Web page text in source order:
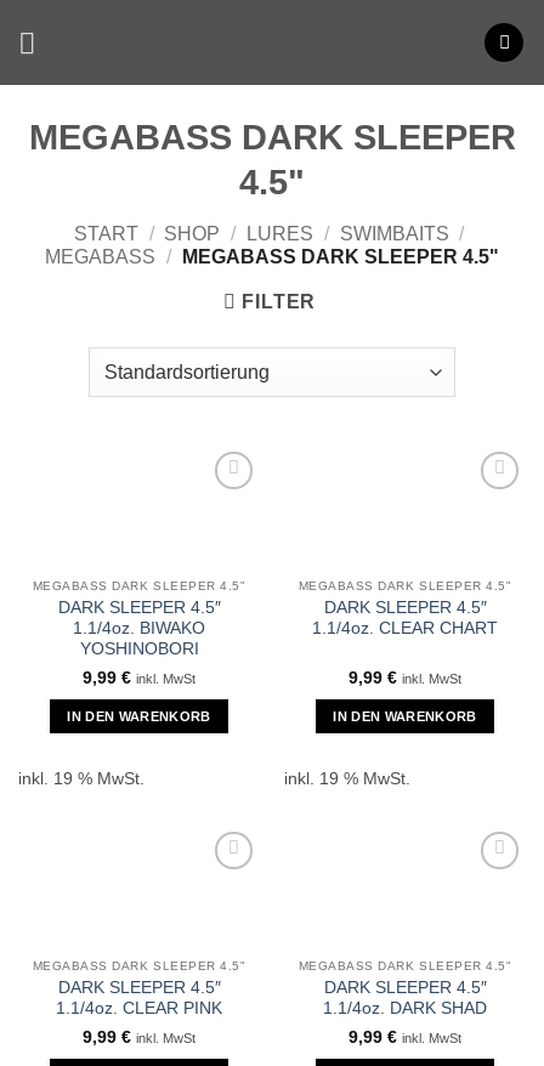
MEGABASS DARK SLEEPER
4.5"
START / SHOP / LURES / SWIMBAITS /
MEGABASS / MEGABASS DARK SLEEPER 4.5"
FILTER
MEGABASS DARK SLEEPER 4.5"
DARK SLEEPER 4.5″
1.1/4oz. BIWAKO
YOSHINOBORI
9,99 € inkl. MwSt
IN DEN WARENKORB
inkl. 19 % MwSt.
MEGABASS DARK SLEEPER 4.5"
DARK SLEEPER 4.5″
1.1/4oz. CLEAR CHART
9,99 € inkl. MwSt
IN DEN WARENKORB
inkl. 19 % MwSt.
MEGABASS DARK SLEEPER 4.5"
DARK SLEEPER 4.5″
1.1/4oz. CLEAR PINK
9,99 € inkl. MwSt
MEGABASS DARK SLEEPER 4.5"
DARK SLEEPER 4.5″
1.1/4oz. DARK SHAD
9,99 € inkl. MwSt